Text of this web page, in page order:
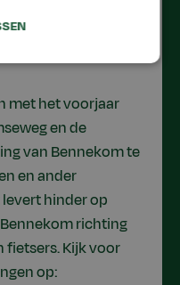
met het voorjaar
en de
van Bennekom te
en ander
hinder op
richting
fietsers. Kijk voor
op: